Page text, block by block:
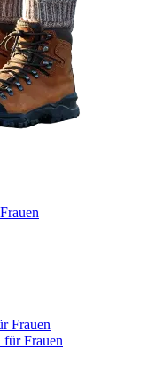
Frauen
für Frauen